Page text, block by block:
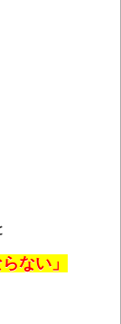
ない」